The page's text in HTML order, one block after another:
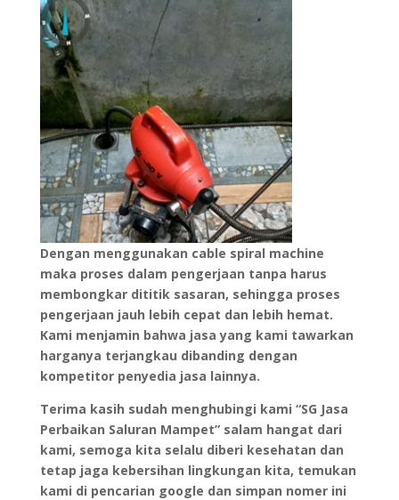
Dengan menggunakan cable spiral machine
maka proses dalam pengerjaan tanpa harus
membongkar dititik sasaran, sehingga proses
pengerjaan jauh lebih cepat dan lebih hemat.
Kami menjamin bahwa jasa yang kami tawarkan
harganya terjangkau dibanding dengan
kompetitor penyedia jasa lainnya.
Terima kasih sudah menghubingi kami “SG Jasa
Perbaikan Saluran Mampet” salam hangat dari
kami, semoga kita selalu diberi kesehatan dan
tetap jaga kebersihan lingkungan kita, temukan
kami di pencarian google dan simpan nomer ini